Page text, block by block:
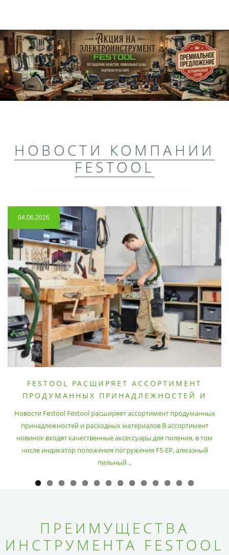
НОВОСТИ КОМПАНИИ
FESTOOL
04.06.2026
FESTOOL РАСШИРЯЕТ АССОРТИМЕНТ
ПРОДУМАННЫХ ПРИНАДЛЕЖНОСТЕЙ И
Новости Festool Festool расширяет ассортимент продуманных
принадлежностей и расходных материалов В ассортимент
новинок входят качественные аксессуары для пиления, в том
числе индикатор положения погружения FS-EP, алмазный
пильный ..
ПРЕИМУЩЕСТВА
ИНСТРУМЕНТА FESTOOL